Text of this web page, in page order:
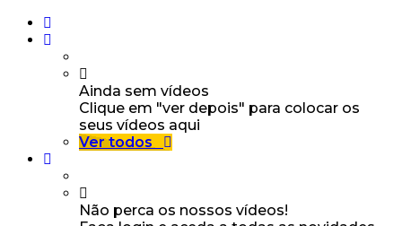
Ainda sem vídeos
Clique em "ver depois" para colocar os
seus vídeos aqui
Ver todos
Não perca os nossos vídeos!